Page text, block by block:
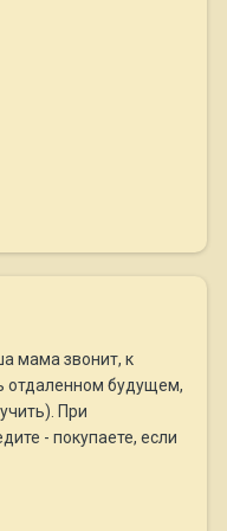
мама звонит, к
отдаленном будущем,
При
- покупаете, если